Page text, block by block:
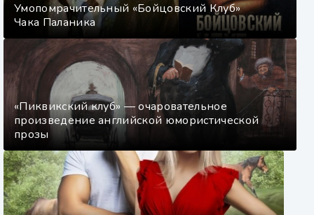
Умопомрачительный «Бойцовский Клуб»
Чака Паланика
«Пиквикский клуб» — очаровательное
произведение английской юмористической
прозы